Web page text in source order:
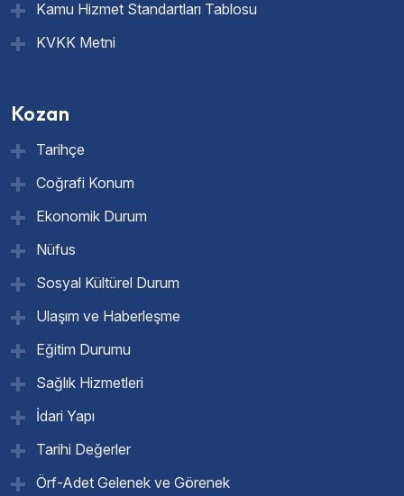
Kamu Hizmet Standartları Tablosu
KVKK Metni
Kozan
Tarihçe
Coğrafi Konum
Ekonomik Durum
Nüfus
Sosyal Kültürel Durum
Ulaşım ve Haberleşme
Eğitim Durumu
Sağlık Hizmetleri
İdari Yapı
Tarihi Değerler
Örf-Adet Gelenek ve Görenek